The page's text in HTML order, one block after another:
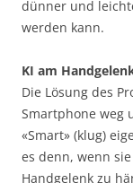
dünner und
werden kann.
KI am
Die Lösung des
Smartphone weg
«Smart» (klug)
es denn, wenn
Handgelenk zu